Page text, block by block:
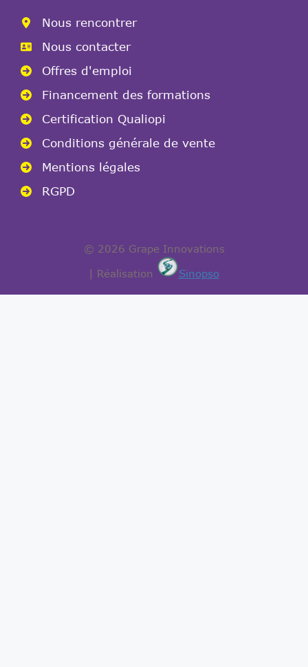
Nous rencontrer
Nous contacter
Offres d'emploi
Financement des formations
Certification Qualiopi
Conditions générale de vente
Mentions légales
RGPD
© 2026 Grape Innovations
| Réalisation Sinopso